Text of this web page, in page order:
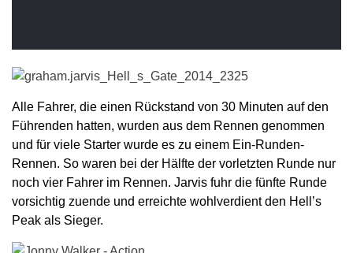
Alle Fahrer, die einen Rückstand von 30 Minuten auf den
Führenden hatten, wurden aus dem Rennen genommen
und für viele Starter wurde es zu einem Ein-Runden-
Rennen. So waren bei der Hälfte der vorletzten Runde nur
noch vier Fahrer im Rennen. Jarvis fuhr die fünfte Runde
vorsichtig zuende und erreichte wohlverdient den Hell’s
Peak als Sieger.